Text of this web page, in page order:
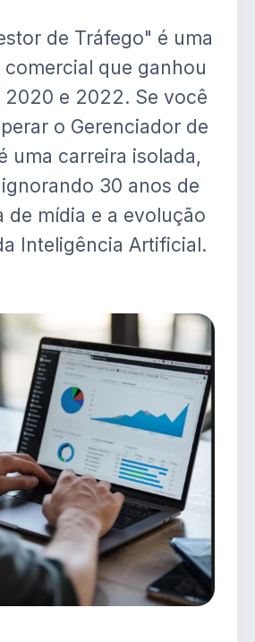
de Tráfego" é uma
que ganhou
e 2022. Se você
o Gerenciador de
uma carreira isolada,
30 anos de
de mídia e a evolução
Inteligência Artificial.